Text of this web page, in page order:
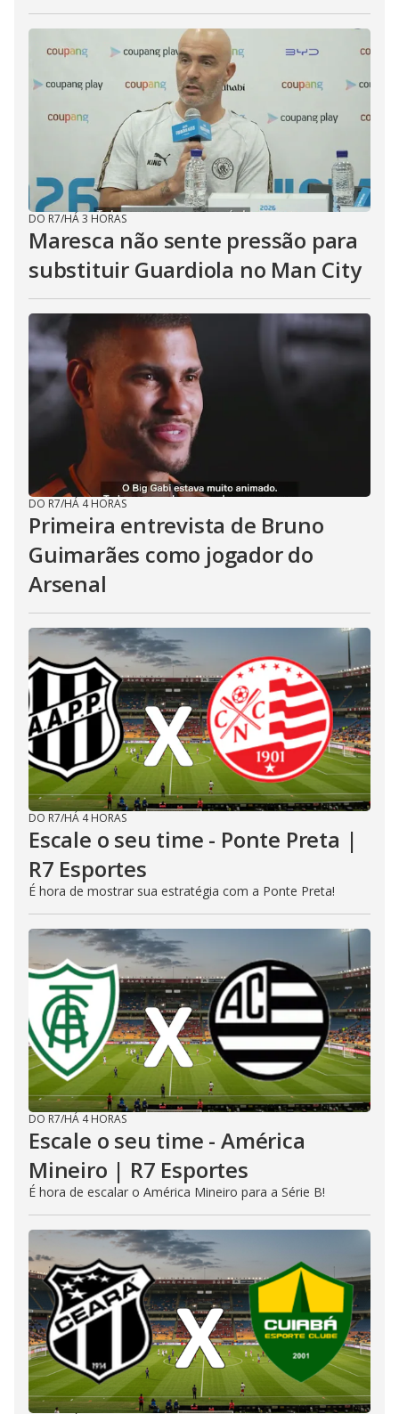
DO R7/HÁ 3 HORAS
Maresca não sente pressão para
substituir Guardiola no Man City
DO R7/HÁ 4 HORAS
Primeira entrevista de Bruno
Guimarães como jogador do
Arsenal
DO R7/HÁ 4 HORAS
Escale o seu time - Ponte Preta |
R7 Esportes
É hora de mostrar sua estratégia com a Ponte Preta!
DO R7/HÁ 4 HORAS
Escale o seu time - América
Mineiro | R7 Esportes
É hora de escalar o América Mineiro para a Série B!